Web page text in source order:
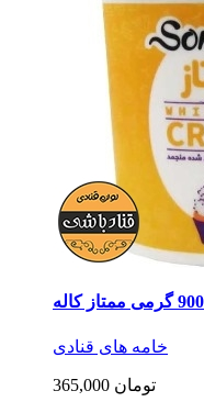
خامه های قنادی
365,000 تومان